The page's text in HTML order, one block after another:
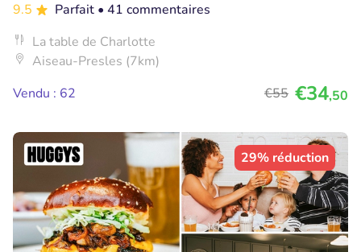
9.5
Parfait • 41 commentaires
La table de Charlotte
Aiseau-Presles (7km)
Vendu : 62
€55 €34,50
29% réduction